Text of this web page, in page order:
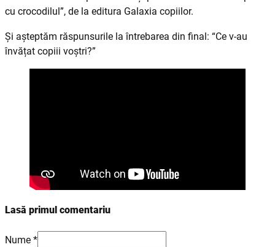
cu crocodilul”, de la editura Galaxia copiilor.
Și așteptăm răspunsurile la întrebarea din final: “Ce v-au
învățat copiii voștri?”
Lasă primul comentariu
Nume *